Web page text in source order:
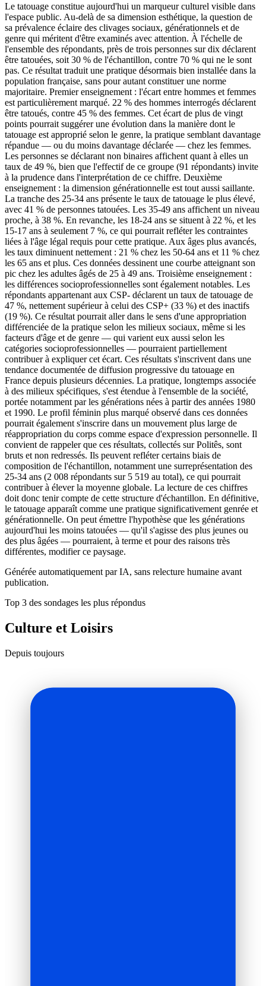
Le tatouage constitue aujourd'hui un marqueur culturel visible dans
l'espace public. Au-delà de sa dimension esthétique, la question de
sa prévalence éclaire des clivages sociaux, générationnels et de
genre qui méritent d'être examinés avec attention. À l'échelle de
l'ensemble des répondants, près de trois personnes sur dix déclarent
être tatouées, soit 30 % de l'échantillon, contre 70 % qui ne le sont
pas. Ce résultat traduit une pratique désormais bien installée dans la
population française, sans pour autant constituer une norme
majoritaire. Premier enseignement : l'écart entre hommes et femmes
est particulièrement marqué. 22 % des hommes interrogés déclarent
être tatoués, contre 45 % des femmes. Cet écart de plus de vingt
points pourrait suggérer une évolution dans la manière dont le
tatouage est approprié selon le genre, la pratique semblant davantage
répandue — ou du moins davantage déclarée — chez les femmes.
Les personnes se déclarant non binaires affichent quant à elles un
taux de 49 %, bien que l'effectif de ce groupe (91 répondants) invite
à la prudence dans l'interprétation de ce chiffre. Deuxième
enseignement : la dimension générationnelle est tout aussi saillante.
La tranche des 25-34 ans présente le taux de tatouage le plus élevé,
avec 41 % de personnes tatouées. Les 35-49 ans affichent un niveau
proche, à 38 %. En revanche, les 18-24 ans se situent à 22 %, et les
15-17 ans à seulement 7 %, ce qui pourrait refléter les contraintes
liées à l'âge légal requis pour cette pratique. Aux âges plus avancés,
les taux diminuent nettement : 21 % chez les 50-64 ans et 11 % chez
les 65 ans et plus. Ces données dessinent une courbe atteignant son
pic chez les adultes âgés de 25 à 49 ans. Troisième enseignement :
les différences socioprofessionnelles sont également notables. Les
répondants appartenant aux CSP- déclarent un taux de tatouage de
47 %, nettement supérieur à celui des CSP+ (33 %) et des inactifs
(19 %). Ce résultat pourrait aller dans le sens d'une appropriation
différenciée de la pratique selon les milieux sociaux, même si les
facteurs d'âge et de genre — qui varient eux aussi selon les
catégories socioprofessionnelles — pourraient partiellement
contribuer à expliquer cet écart. Ces résultats s'inscrivent dans une
tendance documentée de diffusion progressive du tatouage en
France depuis plusieurs décennies. La pratique, longtemps associée
à des milieux spécifiques, s'est étendue à l'ensemble de la société,
portée notamment par les générations nées à partir des années 1980
et 1990. Le profil féminin plus marqué observé dans ces données
pourrait également s'inscrire dans un mouvement plus large de
réappropriation du corps comme espace d'expression personnelle. Il
convient de rappeler que ces résultats, collectés sur Politês, sont
bruts et non redressés. Ils peuvent refléter certains biais de
composition de l'échantillon, notamment une surreprésentation des
25-34 ans (2 008 répondants sur 5 519 au total), ce qui pourrait
contribuer à élever la moyenne globale. La lecture de ces chiffres
doit donc tenir compte de cette structure d'échantillon. En définitive,
le tatouage apparaît comme une pratique significativement genrée et
générationnelle. On peut émettre l'hypothèse que les générations
aujourd'hui les moins tatouées — qu'il s'agisse des plus jeunes ou
des plus âgées — pourraient, à terme et pour des raisons très
différentes, modifier ce paysage.
Générée automatiquement par IA, sans relecture humaine avant
publication.
Top 3 des sondages les plus répondus
Culture et Loisirs
Depuis toujours